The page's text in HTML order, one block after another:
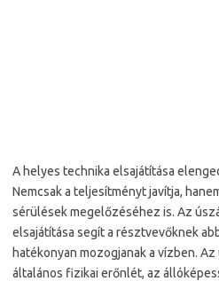
A helyes technika elsajátítása
Nemcsak a teljesítményt javítja,
sérülések megelőzéséhez is. Az
elsajátítása segít a résztvevőknek
hatékonyan mozogjanak a vízben.
általános fizikai erőnlét, az